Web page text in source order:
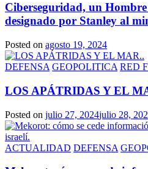
Ciberseguridad, un
designado por Stanley al
Posted on agosto 19, 2024
DEFENSA GEOPOLITICA RED
LOS APÁTRIDAS Y EL
Posted on julio 27, 2024julio 28,
ACTUALIDAD DEFENSA